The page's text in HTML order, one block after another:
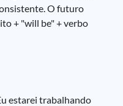
O futuro
+ "will be" + verbo
estarei trabalhando